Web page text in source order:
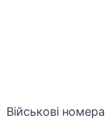
Військові номера